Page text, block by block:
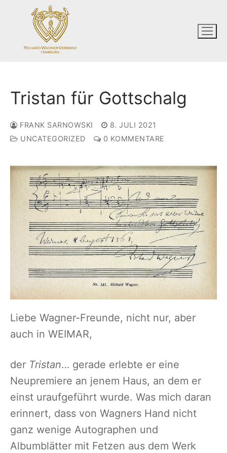
springen
Tristan für Gottschalg
FRANK SARNOWSKI
8. JULI 2021
UNCATEGORIZED
0 KOMMENTARE
Liebe Wagner-Freunde, nicht nur, aber
auch in WEIMAR,
der Tristan… gerade erlebte er eine
Neupremiere an jenem Haus, an dem er
einst uraufgeführt wurde. Was mich daran
erinnert, dass von Wagners Hand nicht
ganz wenige Autographen und
Albumblätter mit Fetzen aus dem Werk